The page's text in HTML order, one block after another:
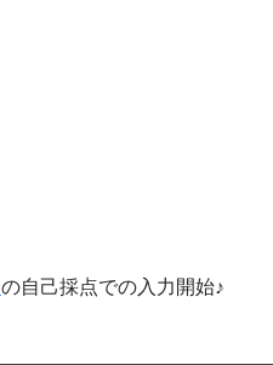
の自己採点での入力開始♪